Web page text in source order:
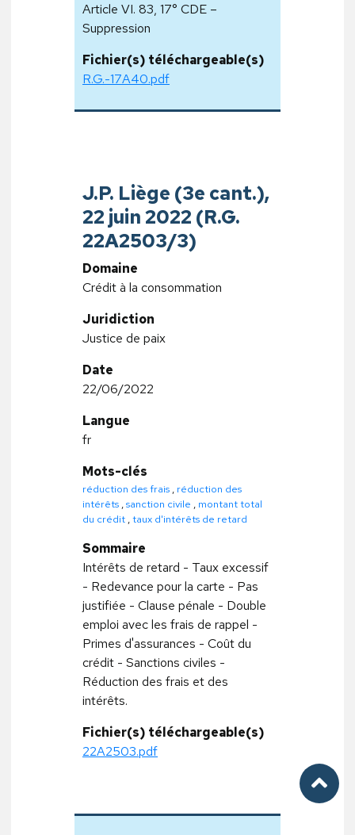
Article VI. 83, 17° CDE –
Suppression
Fichier(s) téléchargeable(s)
R.G.-17A40.pdf
J.P. Liège (3e cant.),
22 juin 2022 (R.G.
22A2503/3)
Domaine
Crédit à la consommation
Juridiction
Justice de paix
Date
22/06/2022
Langue
fr
Mots-clés
réduction des frais , réduction des
intérêts ,sanction civile , montant total
du crédit ,taux d'intérêts de retard
Sommaire
Intérêts de retard - Taux excessif
- Redevance pour la carte - Pas
justifiée - Clause pénale - Double
emploi avec les frais de rappel -
Primes d'assurances - Coût du
crédit - Sanctions civiles -
Réduction des frais et des
intérêts.
Fichier(s) téléchargeable(s)
22A2503.pdf